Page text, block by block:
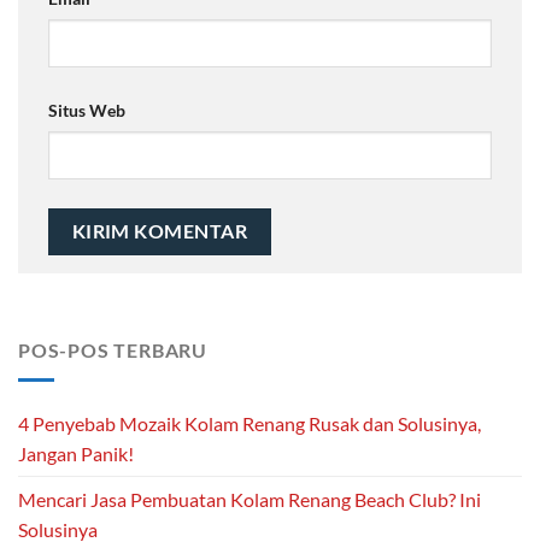
Situs Web
POS-POS TERBARU
4 Penyebab Mozaik Kolam Renang Rusak dan Solusinya,
Jangan Panik!
Mencari Jasa Pembuatan Kolam Renang Beach Club? Ini
Solusinya